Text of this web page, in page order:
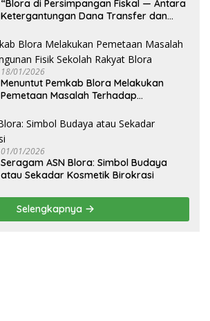
‎“Blora di Persimpangan Fiskal — Antara
Ketergantungan Dana Transfer dan
18/01/2026
‎Menuntut Pemkab Blora Melakukan
Pemetaan Masalah Terhadap
Blora
01/01/2026
‎Seragam ASN Blora: Simbol Budaya
atau Sekadar Kosmetik Birokrasi
Selengkapnya